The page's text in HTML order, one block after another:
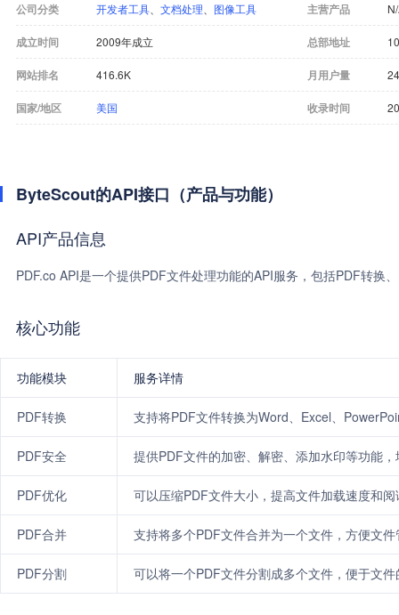
公司分类 开发者工具 文档处理 图像工具 主营产品
成立时间 2009年成立 总部地址
网站排名 416.6K 月用户量
国家/地区 美国 收录时间
ByteScout的API接口（产品与功能）
API产品信息
PDF.co API是一个提供PDF文件处理功能的API服务，包括PDF转换
核心功能
功能模块 服务详情
PDF转换 支持将PDF文件转换为Word、Excel、
PDF安全 提供PDF文件的加密、解密、添加水印等功能
PDF优化 可以压缩PDF文件大小，提高文件加载速度和
PDF合并 支持将多个PDF文件合并为一个文件，方便文
PDF分割 可以将一个PDF文件分割成多个文件，便于文